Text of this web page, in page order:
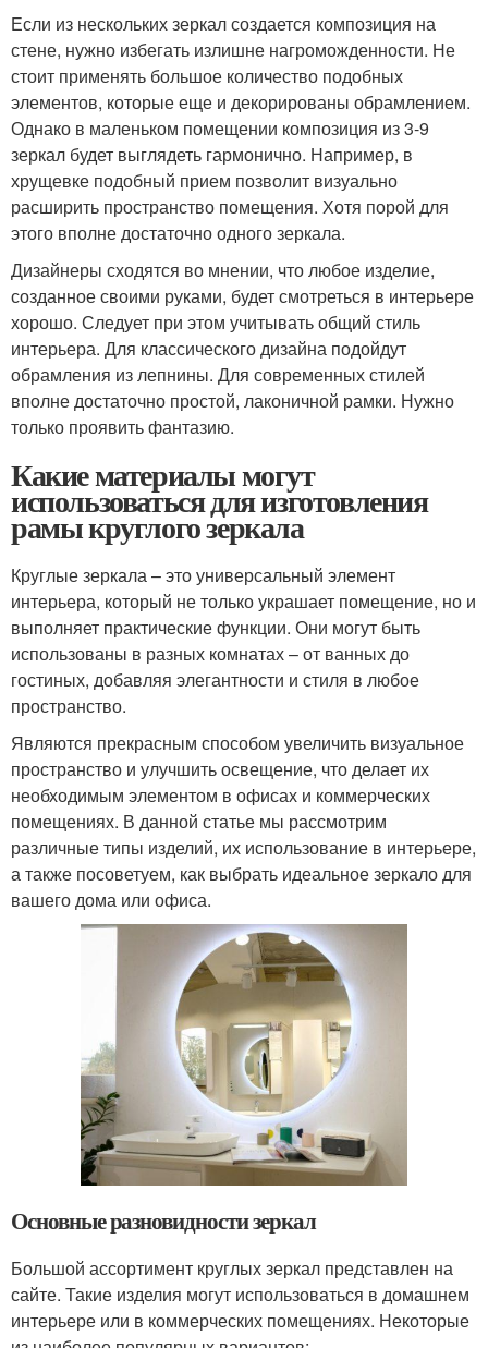
Если из нескольких зеркал создается композиция на
стене, нужно избегать излишне нагроможденности. Не
стоит применять большое количество подобных
элементов, которые еще и декорированы обрамлением.
Однако в маленьком помещении композиция из 3-9
зеркал будет выглядеть гармонично. Например, в
хрущевке подобный прием позволит визуально
расширить пространство помещения. Хотя порой для
этого вполне достаточно одного зеркала.
Дизайнеры сходятся во мнении, что любое изделие,
созданное своими руками, будет смотреться в интерьере
хорошо. Следует при этом учитывать общий стиль
интерьера. Для классического дизайна подойдут
обрамления из лепнины. Для современных стилей
вполне достаточно простой, лаконичной рамки. Нужно
только проявить фантазию.
Какие материалы могут
использоваться для изготовления
рамы круглого зеркала
Круглые зеркала – это универсальный элемент
интерьера, который не только украшает помещение, но и
выполняет практические функции. Они могут быть
использованы в разных комнатах – от ванных до
гостиных, добавляя элегантности и стиля в любое
пространство.
Являются прекрасным способом увеличить визуальное
пространство и улучшить освещение, что делает их
необходимым элементом в офисах и коммерческих
помещениях. В данной статье мы рассмотрим
различные типы изделий, их использование в интерьере,
а также посоветуем, как выбрать идеальное зеркало для
вашего дома или офиса.
Основные разновидности зеркал
Большой ассортимент круглых зеркал представлен на
сайте. Такие изделия могут использоваться в домашнем
интерьере или в коммерческих помещениях. Некоторые